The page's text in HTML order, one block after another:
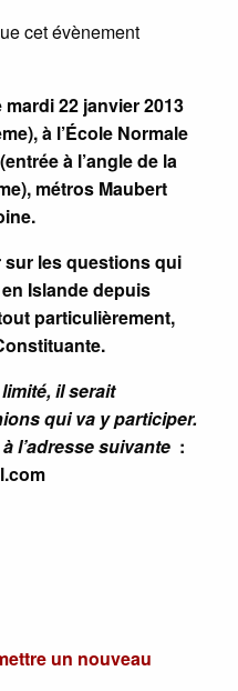
cet évènement
22 janvier 2013
à l’École Normale
à l’angle de la
métros Maubert
sur les questions qui
Islande depuis
particulièrement,
il serait
qui va y participer.
l’adresse suivante :
un nouveau